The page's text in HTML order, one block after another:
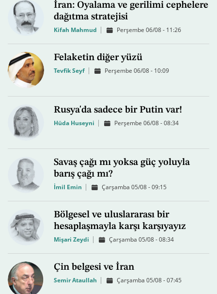
İran: Oyalama ve gerilimi cephelere
dağıtma stratejisi
Kifah Mahmud Perşembe 06/08 - 11:26
Felaketin diğer yüzü
Tevfik Seyf Perşembe 06/08 - 10:09
Rusya'da sadece bir Putin var!
Hüda Huseyni Perşembe 06/08 - 08:34
Savaş çağı mı yoksa güç yoluyla
barış çağı mı?
İmil Emin Çarşamba 05/08 - 09:15
Bölgesel ve uluslararası bir
hesaplaşmayla karşı karşıyayız
Mişari Zeydi Çarşamba 05/08 - 08:34
Çin belgesi ve İran
Semir Ataullah Çarşamba 05/08 - 07:45